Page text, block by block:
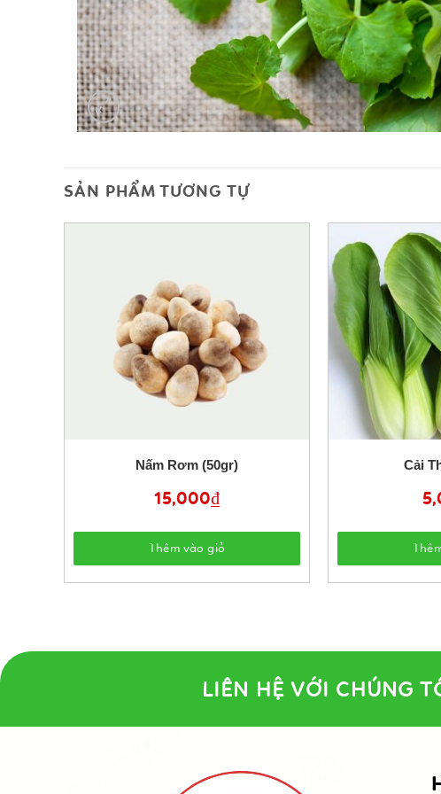
SẢN PHẨM TƯƠNG TỰ
Nấm Rơm (50gr)
15,000₫
Thêm vào giỏ
Cải
LIÊN HỆ VỚI CHÚNG